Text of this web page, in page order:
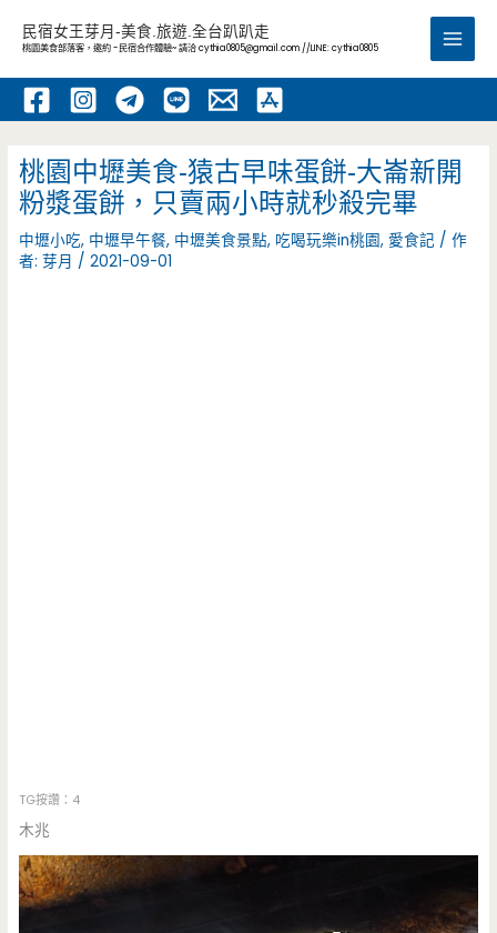
內
民宿女王芽月-美食.旅遊.全台趴趴走
桃園美食部落客，邀約 -民宿合作體驗~ 請洽cythia0805@gmail.com //LINE: cythia0805
Main
桃園中壢美食-猿古早味蛋餅-大崙新開
粉漿蛋餅，只賣兩小時就秒殺完畢
中壢小吃, 中壢早午餐, 中壢美食景點, 吃喝玩樂in桃園, 愛食記 / 作
者:芽月 /2021-09-01
TG按讚：4
木兆